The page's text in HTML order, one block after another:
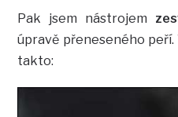
Pak jsem nástrojem
úpravě přeneseného
takto: